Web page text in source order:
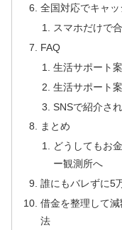
全国対応でキャ
スマホだけで
FAQ
生活サポート
生活サポート
SNSで紹介さ
まとめ
どうしてもお
ー観測所へ
誰にもバレずに5
借金を整理して
法